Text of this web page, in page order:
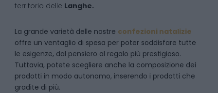
territorio delle Langhe.
La grande varietà delle nostre confezioni natalizie
offre un ventaglio di spesa per poter soddisfare tutte
le esigenze, dal pensiero al regalo più prestigioso.
Tuttavia, potete scegliere anche la composizione dei
prodotti in modo autonomo, inserendo i prodotti che
gradite di più.